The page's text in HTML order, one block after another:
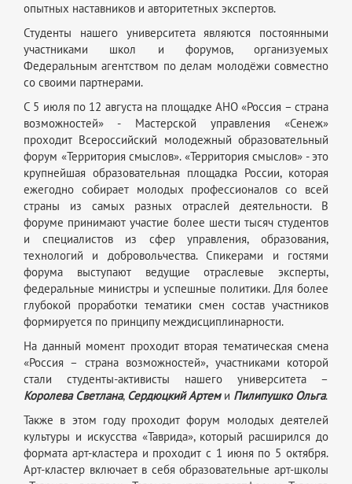
опытных наставников и авторитетных экспертов.
Студенты нашего университета являются постоянными
участниками школ и форумов, организуемых
Федеральным агентством по делам молодёжи совместно
со своими партнерами.
С 5 июля по 12 августа на площадке АНО «Россия – страна
возможностей» - Мастерской управления «Сенеж»
проходит Всероссийский молодежный образовательный
форум «Территория смыслов». «Территория смыслов» - это
крупнейшая образовательная площадка России, которая
ежегодно собирает молодых профессионалов со всей
страны из самых разных отраслей деятельности. В
форуме принимают участие более шести тысяч студентов
и специалистов из сфер управления, образования,
технологий и добровольчества. Спикерами и гостями
форума выступают ведущие отраслевые эксперты,
федеральные министры и успешные политики. Для более
глубокой проработки тематики смен состав участников
формируется по принципу междисциплинарности.
На данный момент проходит вторая тематическая смена
«Россия – страна возможностей», участниками которой
стали студенты-активисты нашего университета –
Королева Светлана, Сердюцкий Артеми Пилипушко Ольга.
Также в этом году проходит форум молодых деятелей
культуры и искусства «Таврида», который расширился до
формата арт-кластера и проходит с 1 июня по 5 октября.
Арт-кластер включает в себя образовательные арт-школы